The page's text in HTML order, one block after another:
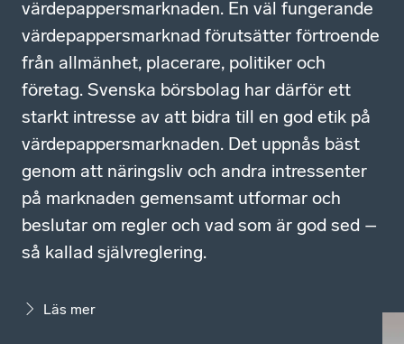
värdepappersmarknaden. En väl fungerande
värdepappersmarknad förutsätter förtroende
från allmänhet, placerare, politiker och
företag. Svenska börsbolag har därför ett
starkt intresse av att bidra till en god etik på
värdepappersmarknaden. Det uppnås bäst
genom att näringsliv och andra intressenter
på marknaden gemensamt utformar och
beslutar om regler och vad som är god sed –
så kallad självreglering.
Läs mer